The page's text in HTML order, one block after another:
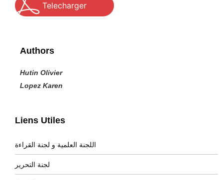
Liens Utiles
اللجنة العلمية و لجنة القراءة
لجنة التحرير
Telecharger
Authors
Hutin Olivier
Lopez Karen